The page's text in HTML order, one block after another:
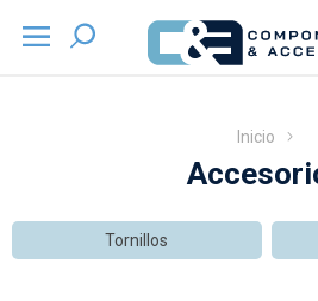
Inicio
Tornillos